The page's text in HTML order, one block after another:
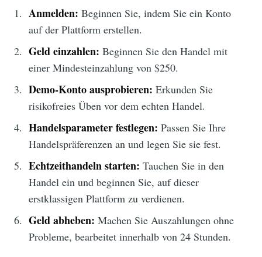
Anmelden: Beginnen Sie, indem Sie ein Konto
auf der Plattform erstellen.
Geld einzahlen: Beginnen Sie den Handel mit
einer Mindesteinzahlung von $250.
Demo-Konto ausprobieren: Erkunden Sie
risikofreies Üben vor dem echten Handel.
Handelsparameter festlegen: Passen Sie Ihre
Handelspräferenzen an und legen Sie sie fest.
Echtzeithandeln starten: Tauchen Sie in den
Handel ein und beginnen Sie, auf dieser
erstklassigen Plattform zu verdienen.
Geld abheben: Machen Sie Auszahlungen ohne
Probleme, bearbeitet innerhalb von 24 Stunden.